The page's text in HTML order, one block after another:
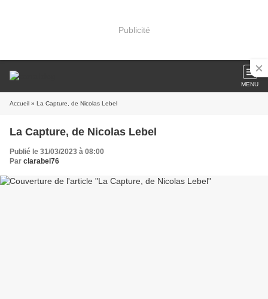
Publicité
MENU
Accueil » La Capture, de Nicolas Lebel
La Capture, de Nicolas Lebel
Publié le 31/03/2023 à 08:00
Par clarabel76